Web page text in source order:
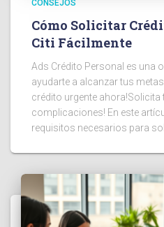
CONSEJOS
Cómo Solicitar
Citi Fácilmente
Ads Crédito Personal es una
ayudarte a alcanzar tus
crédito urgente ahora!Solicita
complicaciones! En este
requisitos necesarios para